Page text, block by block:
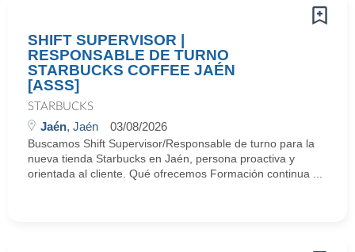
SHIFT SUPERVISOR |
RESPONSABLE DE TURNO
STARBUCKS COFFEE JAÉN
[ASSS]
STARBUCKS
Jaén, Jaén 03/08/2026
Buscamos Shift Supervisor/Responsable de turno para la
nueva tienda Starbucks en Jaén, persona proactiva y
orientada al cliente. Qué ofrecemos Formación continua ...